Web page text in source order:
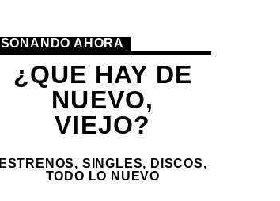
SONANDO AHORA
¿QUE HAY DE
NUEVO,
VIEJO?
ESTRENOS, SINGLES, DISCOS,
TODO LO NUEVO